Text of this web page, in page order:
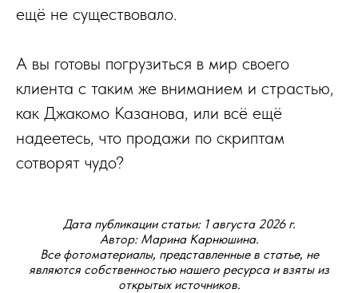
ещё не существовало.
А вы готовы погрузиться в мир своего
клиента с таким же вниманием и страстью,
как Джакомо Казанова, или всё ещё
надеетесь, что продажи по скриптам
сотворят чудо?
Дата публикации статьи: 1 августа 2026 г.
Автор: Марина Карнюшина.
Все фотоматериалы, представленные в статье, не
являются собственностью нашего ресурса и взяты из
открытых источников.